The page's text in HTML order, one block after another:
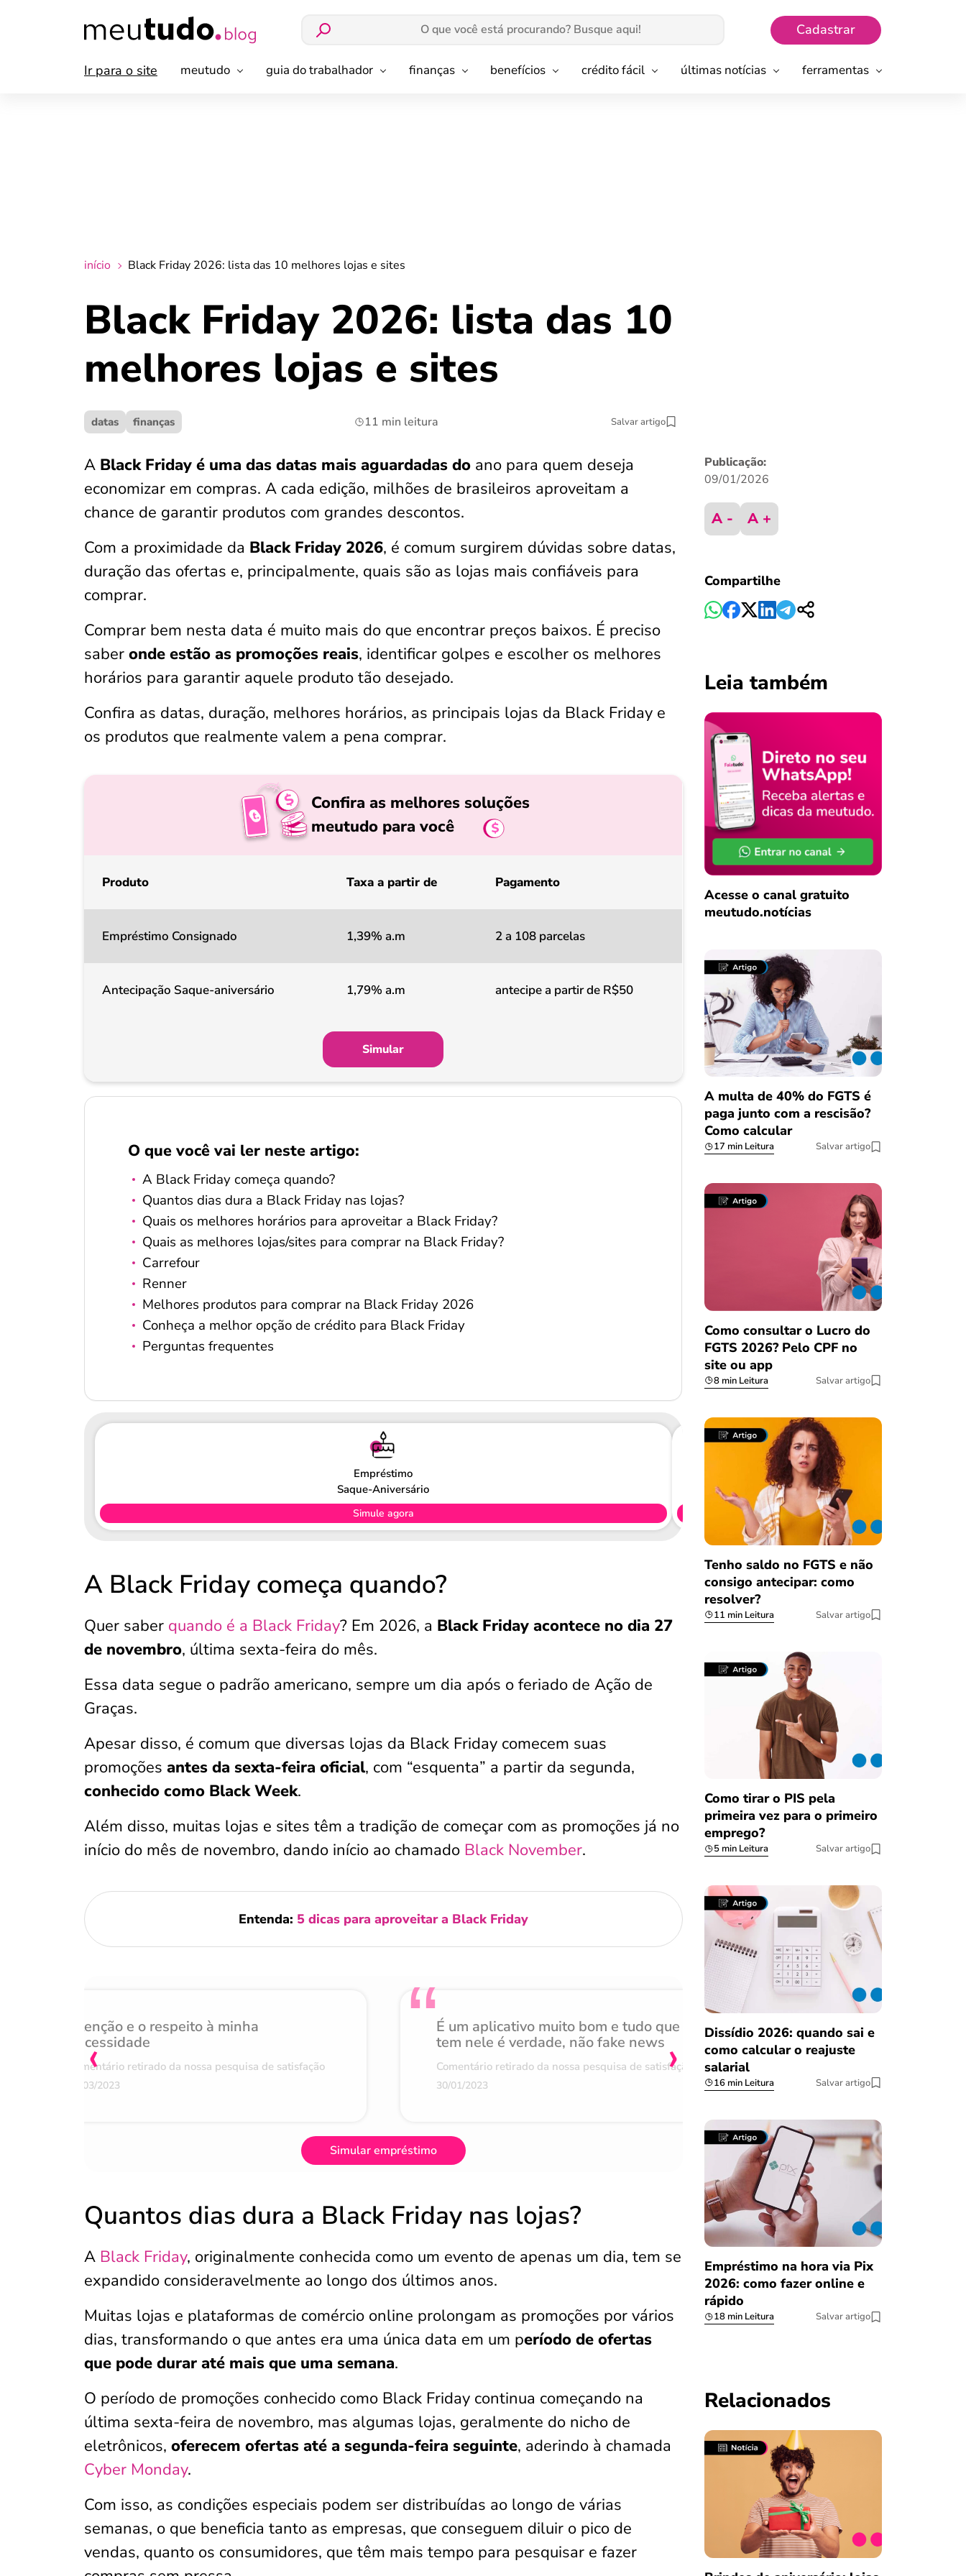
Cadastrar
Ir para o site meutudo guia do trabalhador finanças benefícios crédito fácil últimas notícias ferramentas
início Black Friday 2026: lista das 10 melhores lojas e sites
Black Friday 2026: lista das 10
melhores lojas e sites
datas finanças 11 min leitura Salvar artigo
A Black Friday é uma das datas mais aguardadas do ano para quem deseja
economizar em compras. A cada edição, milhões de brasileiros aproveitam a
chance de garantir produtos com grandes descontos.
Com a proximidade da Black Friday 2026, é comum surgirem dúvidas sobre datas,
duração das ofertas e, principalmente, quais são as lojas mais confiáveis para
comprar.
Comprar bem nesta data é muito mais do que encontrar preços baixos. É preciso
saber onde estão as promoções reais, identificar golpes e escolher os melhores
horários para garantir aquele produto tão desejado.
Confira as datas, duração, melhores horários, as principais lojas da Black Friday e
os produtos que realmente valem a pena comprar.
Confira as melhores soluções
meutudo para você
Produto Taxa a partir de Pagamento
Empréstimo Consignado 1,39% a.m 2 a 108 parcelas
Antecipação Saque-aniversário 1,79% a.m antecipe a partir de R$50
Simular
O que você vai ler neste artigo:
A Black Friday começa quando?
Quantos dias dura a Black Friday nas lojas?
Quais os melhores horários para aproveitar a Black Friday?
Quais as melhores lojas/sites para comprar na Black Friday?
Carrefour
Renner
Melhores produtos para comprar na Black Friday 2026
Conheça a melhor opção de crédito para Black Friday
Perguntas frequentes
Empréstimo
Saque-Aniversário
Simule agora
A Black Friday começa quando?
Quer saber quando é a Black Friday? Em 2026, a Black Friday acontece no dia 27
de novembro, última sexta-feira do mês.
Essa data segue o padrão americano, sempre um dia após o feriado de Ação de
Graças.
Apesar disso, é comum que diversas lojas da Black Friday comecem suas
promoções antes da sexta-feira oficial, com “esquenta” a partir da segunda,
conhecido como Black Week.
Além disso, muitas lojas e sites têm a tradição de começar com as promoções já no
início do mês de novembro, dando início ao chamado Black November.
Entenda: 5 dicas para aproveitar a Black Friday
Atenção e o respeito à minha
necessidade
Comentário retirado da nossa pesquisa de satisfação
07/03/2023
É um aplicativo muito bom e tudo que
tem nele é verdade, não fake news
Comentário retirado da nossa pesquisa de satisfação
30/01/2023
Achei muito rápido,
burocracia
08/03/2023
‹ ›
Simular empréstimo
Quantos dias dura a Black Friday nas lojas?
A Black Friday, originalmente conhecida como um evento de apenas um dia, tem se
expandido consideravelmente ao longo dos últimos anos.
Muitas lojas e plataformas de comércio online prolongam as promoções por vários
dias, transformando o que antes era uma única data em um período de ofertas
que pode durar até mais que uma semana.
O período de promoções conhecido como Black Friday continua começando na
última sexta-feira de novembro, mas algumas lojas, geralmente do nicho de
eletrônicos, oferecem ofertas até a segunda-feira seguinte, aderindo à chamada
Cyber Monday.
Com isso, as condições especiais podem ser distribuídas ao longo de várias
semanas, o que beneficia tanto as empresas, que conseguem diluir o pico de
vendas, quanto os consumidores, que têm mais tempo para pesquisar e fazer
Salvar Ferramenta
Salvar Ferramenta
Publicação:
09/01/2026
A - A +
Compartilhe
Leia também
Acesse o canal gratuito
meutudo.notícias
A multa de 40% do FGTS é
paga junto com a rescisão?
Como calcular
17 min Leitura Salvar artigo
Como consultar o Lucro do
FGTS 2026? Pelo CPF no
site ou app
8 min Leitura Salvar artigo
Tenho saldo no FGTS e não
consigo antecipar: como
resolver?
11 min Leitura Salvar artigo
Como tirar o PIS pela
primeira vez para o primeiro
emprego?
5 min Leitura Salvar artigo
Dissídio 2026: quando sai e
como calcular o reajuste
salarial
16 min Leitura Salvar artigo
Empréstimo na hora via Pix
2026: como fazer online e
rápido
18 min Leitura Salvar artigo
Relacionados